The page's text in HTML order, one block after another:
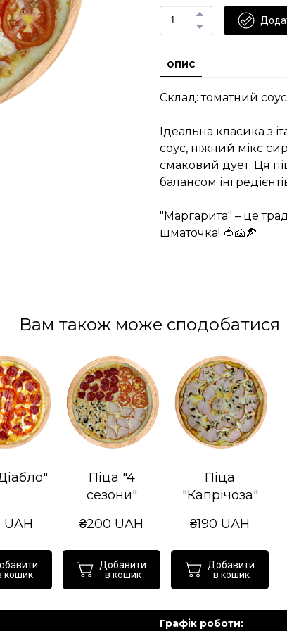
ОПИС
Склад: томатний
Ідеальна класика з
соус, ніжний мікс
смаковий дует. Ця
балансом
"Маргарита" – це
шматочка! 🍅🧀🍕
Вам також може сподобатися
UAH
кошик
Піца "4
сезони"
₴200 UAH
Добавити
в кошик
Піца
"Капрічоза"
₴190 UAH
Добавити
в кошик
Графік роботи: